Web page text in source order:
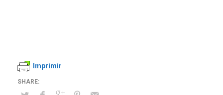
Imprimir